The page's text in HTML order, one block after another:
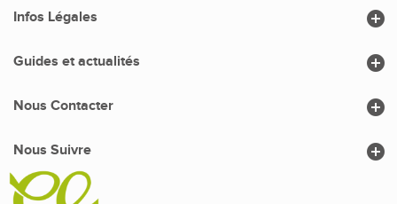
Nous Contacter 
Nous Suivre 
Infos Légales 
Guides et actualités 